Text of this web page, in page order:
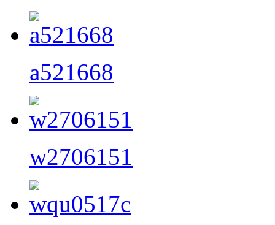
a521668
w2706151